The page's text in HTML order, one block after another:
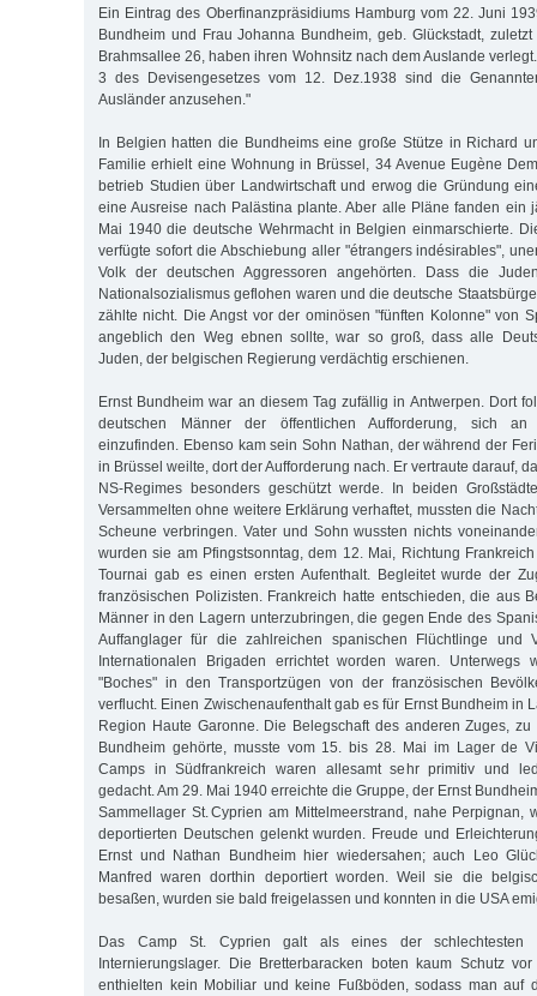
Ein Eintrag des Oberfinanzpräsidiums Hamburg vom 22. Juni
Bundheim und Frau Johanna Bundheim, geb. Glückstadt,
Brahmsallee 26, haben ihren Wohnsitz nach dem Auslande
3 des Devisengesetzes vom 12. Dez.1938 sind die
Ausländer anzusehen."
In Belgien hatten die Bundheims eine große Stütze in Richard
Familie erhielt eine Wohnung in Brüssel, 34 Avenue Eugène
betrieb Studien über Landwirtschaft und erwog die Gründung
eine Ausreise nach Palästina plante. Aber alle Pläne fanden ein
Mai 1940 die deutsche Wehrmacht in Belgien einmarschierte.
verfügte sofort die Abschiebung aller "étrangers indésirables",
Volk der deutschen Aggressoren angehörten. Dass die
Nationalsozialismus geflohen waren und die deutsche
zählte nicht. Die Angst vor der ominösen "fünften Kolonne" von
angeblich den Weg ebnen sollte, war so groß, dass alle
Juden, der belgischen Regierung verdächtig erschienen.
Ernst Bundheim war an diesem Tag zufällig in Antwerpen. Dort
deutschen Männer der öffentlichen Aufforderung, sich an
einzufinden. Ebenso kam sein Sohn Nathan, der während der
in Brüssel weilte, dort der Aufforderung nach. Er vertraute darauf,
NS-Regimes besonders geschützt werde. In beiden
Versammelten ohne weitere Erklärung verhaftet, mussten die
Scheune verbringen. Vater und Sohn wussten nichts
wurden sie am Pfingstsonntag, dem 12. Mai, Richtung
Tournai gab es einen ersten Aufenthalt. Begleitet wurde der
französischen Polizisten. Frankreich hatte entschieden, die aus
Männer in den Lagern unterzubringen, die gegen Ende des
Auffanglager für die zahlreichen spanischen Flüchtlinge und
Internationalen Brigaden errichtet worden waren. Unterwegs
"Boches" in den Transportzügen von der französischen
verflucht. Einen Zwischenaufenthalt gab es für Ernst Bundheim in
Region Haute Garonne. Die Belegschaft des anderen Zuges,
Bundheim gehörte, musste vom 15. bis 28. Mai im Lager de
Camps in Südfrankreich waren allesamt sehr primitiv und
gedacht. Am 29. Mai 1940 erreichte die Gruppe, der Ernst
Sammellager St. Cyprien am Mittelmeerstrand, nahe Perpignan,
deportierten Deutschen gelenkt wurden. Freude und
Ernst und Nathan Bundheim hier wiedersahen; auch Leo
Manfred waren dorthin deportiert worden. Weil sie die
besaßen, wurden sie bald freigelassen und konnten in die USA
Das Camp St. Cyprien galt als eines der schlechtesten
Internierungslager. Die Bretterbaracken boten kaum Schutz
enthielten kein Mobiliar und keine Fußböden, sodass man auf